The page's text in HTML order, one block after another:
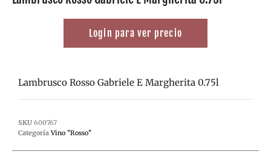
Login para ver precio
Lambrusco Rosso Gabriele E Margherita 0.75l
SKU 600767
Categoría Vino "Rosso"